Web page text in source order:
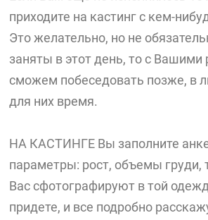
приходите на кастинг с кем-
Это желательно, но не
заняты в этот день, то с
сможем побеседовать позже, в
для них время.
НА КАСТИНГЕ Вы заполните
параметры: рост, объемы груди,
Вас сфотографируют в той
придете, и все подробно